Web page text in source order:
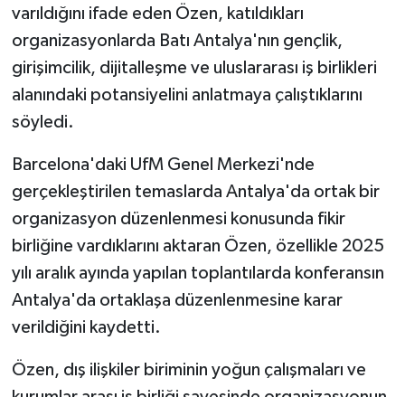
varıldığını ifade eden Özen, katıldıkları
organizasyonlarda Batı Antalya'nın gençlik,
girişimcilik, dijitalleşme ve uluslararası iş birlikleri
alanındaki potansiyelini anlatmaya çalıştıklarını
söyledi.
Barcelona'daki UfM Genel Merkezi'nde
gerçekleştirilen temaslarda Antalya'da ortak bir
organizasyon düzenlenmesi konusunda fikir
birliğine vardıklarını aktaran Özen, özellikle 2025
yılı aralık ayında yapılan toplantılarda konferansın
Antalya'da ortaklaşa düzenlenmesine karar
verildiğini kaydetti.
Özen, dış ilişkiler biriminin yoğun çalışmaları ve